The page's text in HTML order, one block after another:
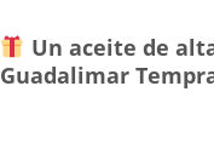
Un aceite de
Guadalimar